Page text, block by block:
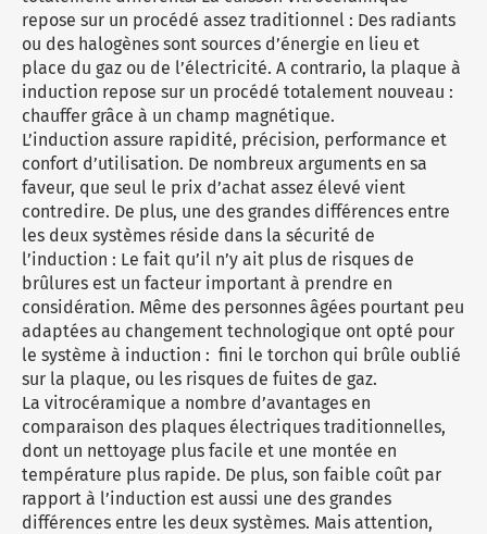
repose sur un procédé assez traditionnel : Des radiants
ou des halogènes sont sources d’énergie en lieu et
place du gaz ou de l’électricité. A contrario, la plaque à
induction repose sur un procédé totalement nouveau :
chauffer grâce à un champ magnétique.
L’induction assure rapidité, précision, performance et
confort d’utilisation. De nombreux arguments en sa
faveur, que seul le prix d’achat assez élevé vient
contredire. De plus, une des grandes différences entre
les deux systèmes réside dans la sécurité de
l’induction : Le fait qu’il n’y ait plus de risques de
brûlures est un facteur important à prendre en
considération. Même des personnes âgées pourtant peu
adaptées au changement technologique ont opté pour
le système à induction : fini le torchon qui brûle oublié
sur la plaque, ou les risques de fuites de gaz.
La vitrocéramique a nombre d’avantages en
comparaison des plaques électriques traditionnelles,
dont un nettoyage plus facile et une montée en
température plus rapide. De plus, son faible coût par
rapport à l’induction est aussi une des grandes
différences entre les deux systèmes. Mais attention,